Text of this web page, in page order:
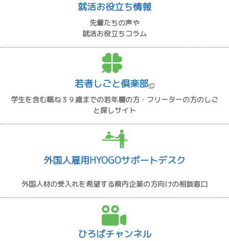
就活お役立ち情報
先輩たちの声や
就活お役立ちコラム
若者しごと倶楽部
学生を含む概ね３９歳までの若年層の方・フリーターの方のしご
と探しサイト
外国人雇用HYOGOサポートデスク
外国人材の受入れを希望する県内企業の方向けの相談窓口
ひろばチャンネル